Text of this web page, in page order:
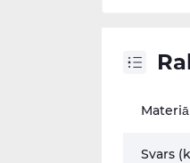
Svars